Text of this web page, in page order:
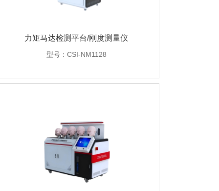
力矩马达检测平台/刚度测量仪
型号：CSI-NM1128